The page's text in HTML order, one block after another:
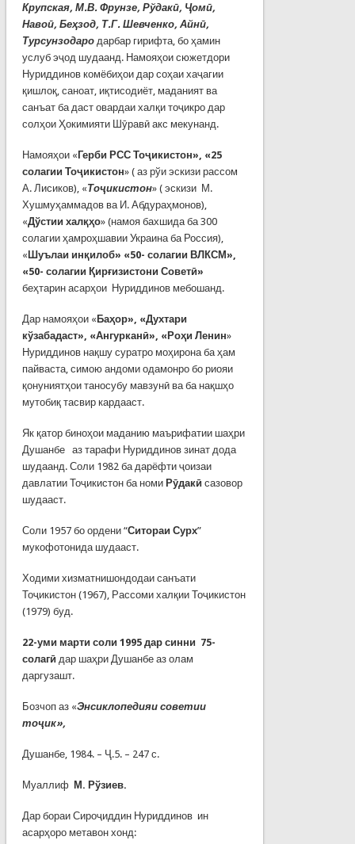
Крупская, М.В. Фрунзе, Рўдакӣ, Ҷомӣ,
Навоӣ, Беҳзод, Т.Г. Шевченко, Айнӣ,
Турсунзодародарбар гирифта, бо ҳамин
услуб эҷод шудаанд. Намояҳои сюжетдори
Нуриддинов комёбиҳои дар соҳаи хаҷагии
қишлоқ, саноат, иқтисодиёт, маданият ва
санъат ба даст овардаи халқи тоҷикро дар
солҳои Ҳокимияти Шӯравӣ акс мекунанд.
Намояҳои «Герби РСС Тоҷикистон», «25
солагии Тоҷикистон» ( аз рўи эскизи рассом
А. Лисиков), «Тоҷикистон» ( эскизи М.
Хушмуҳаммадов ва И. Абдураҳмонов),
«Дўстии халқҳо» (намоя бахшида ба 300
солагии ҳамроҳшавии Украина ба Россия),
«Шуълаи инқилоб» «50- солагии ВЛКСМ»,
«50- солагии Қирғизистони Советӣ»
беҳтарин асарҳои Нуриддинов мебошанд.
Дар намояҳои «Баҳор», «Духтари
кўзабадаст», «Ангурканӣ», «Роҳи Ленин»
Нуриддинов нақшу суратро моҳирона ба ҳам
пайваста, симою андоми одамонро бо риояи
қонуниятҳои таносубу мавзунӣ ва ба нақшҳо
мутобиқ тасвир кардааст.
Як қатор биноҳои маданию маърифатии шаҳри
Душанбе аз тарафи Нуриддинов зинат дода
шудаанд. Соли 1982 ба дарёфти ҷоизаи
давлатии Тоҷикистон ба номи Рӯдакӣ сазовор
шудааст.
Соли 1957 бо ордени “Ситораи Сурх”
мукофотонида шудааст.
Ходими хизматнишондодаи санъати
Тоҷикистон (1967), Рассоми халқии Тоҷикистон
(1979) буд.
22-уми марти соли 1995 дар синни 75-
солагӣ дар шаҳри Душанбе аз олам
даргузашт.
Бозчоп аз «Энсиклопедияи советии
тоҷик»,
Душанбе, 1984. – Ҷ.5. – 247 с.
Муаллиф М. Рўзиев.
Дар бораи Сироҷиддин Нуриддинов ин
асарҳоро метавон хонд: